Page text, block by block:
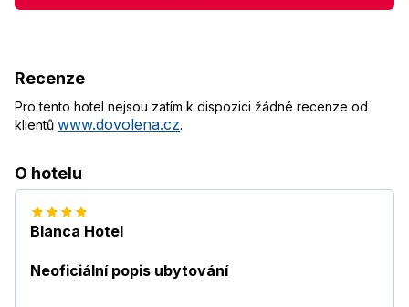
Recenze
Pro tento hotel nejsou zatím k dispozici žádné recenze od
klientů www.dovolena.cz.
O hotelu
Blanca Hotel
Neoficiální popis ubytování